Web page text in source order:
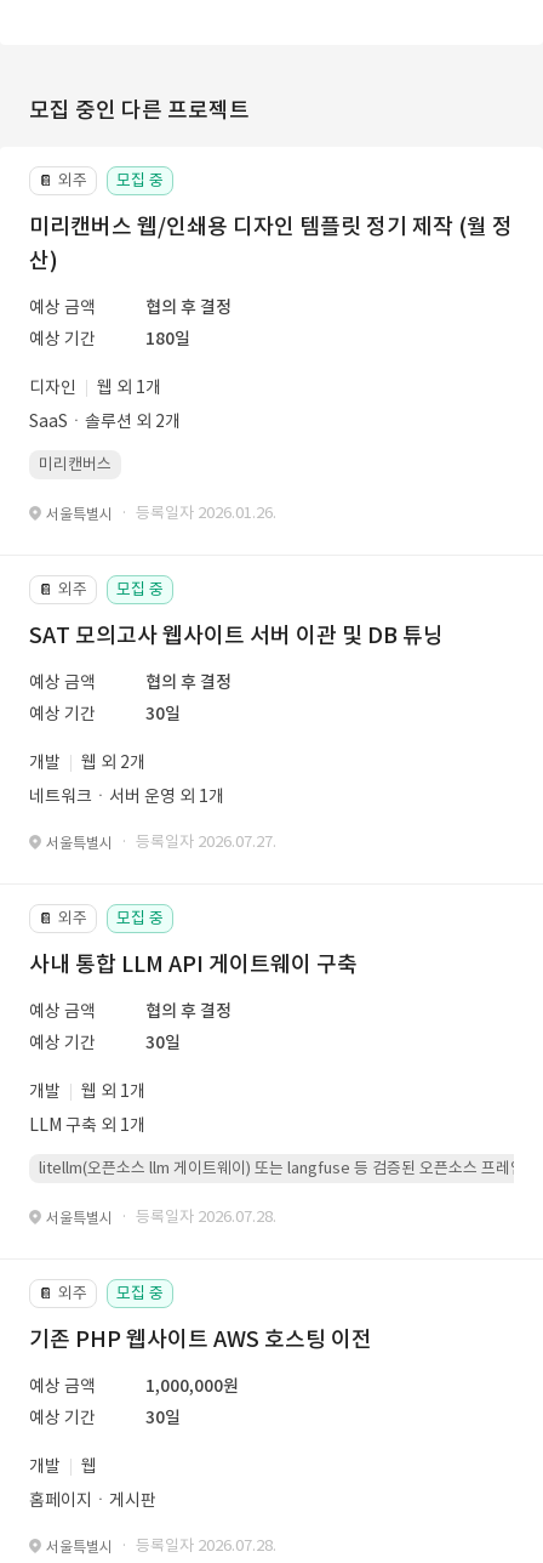
모집 중인 다른 프로젝트
📔 외주 모집 중
미리캔버스 웹/인쇄용 디자인 템플릿 정기 제작 (월 정
산)
예상 금액
협의 후 결정
예상 기간
180일
디자인
웹 외 1개
SaaSㆍ솔루션 외 2개
미리캔버스
서울특별시 · 등록일자 2026.01.26.
📔 외주 모집 중
SAT 모의고사 웹사이트 서버 이관 및 DB 튜닝
예상 금액
협의 후 결정
예상 기간
30일
개발
웹 외 2개
네트워크ㆍ서버 운영 외 1개
서울특별시 · 등록일자 2026.07.27.
📔 외주 모집 중
사내 통합 LLM API 게이트웨이 구축
예상 금액
협의 후 결정
예상 기간
30일
개발
웹 외 1개
LLM 구축 외 1개
litellm(오픈소스 llm 게이트웨이) 또는 langfuse 등 검증된 오픈소스 프레임워
서울특별시 · 등록일자 2026.07.28.
📔 외주 모집 중
기존 PHP 웹사이트 AWS 호스팅 이전
예상 금액
1,000,000원
예상 기간
30일
개발
웹
홈페이지ㆍ게시판
서울특별시 · 등록일자 2026.07.28.